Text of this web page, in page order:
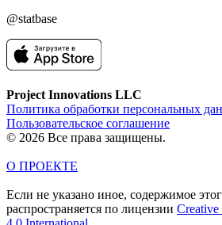
@statbase
Project Innovations LLC
Политика обработки персональных
Пользовательское соглашение
© 2026 Все права защищены.
О ПРОЕКТЕ
Если не указано иное, содержимое
распространяется по лицензии